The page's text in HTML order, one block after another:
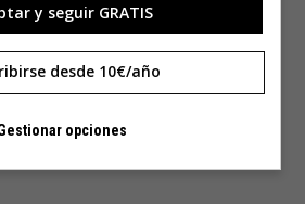
y seguir GRATIS
desde 10€/año
opciones